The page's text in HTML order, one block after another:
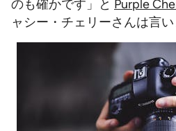
のも確かです」と Purple
ャシー・チェリーさんは言い